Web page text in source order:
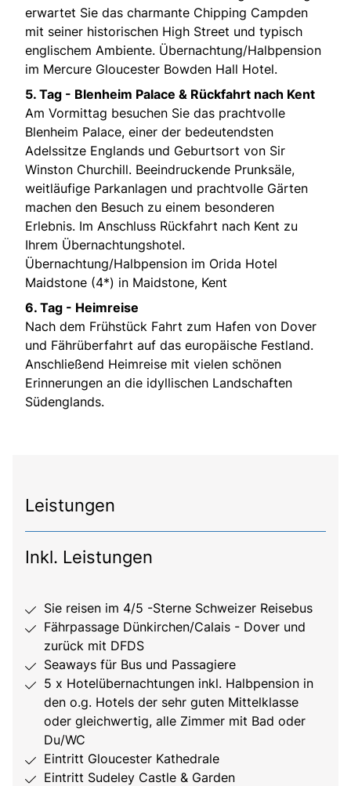
erwartet Sie das charmante Chipping Campden
mit seiner historischen High Street und typisch
englischem Ambiente. Übernachtung/Halbpension
im Mercure Gloucester Bowden Hall Hotel.
5. Tag - Blenheim Palace & Rückfahrt nach Kent
Am Vormittag besuchen Sie das prachtvolle
Blenheim Palace, einer der bedeutendsten
Adelssitze Englands und Geburtsort von Sir
Winston Churchill. Beeindruckende Prunksäle,
weitläufige Parkanlagen und prachtvolle Gärten
machen den Besuch zu einem besonderen
Erlebnis. Im Anschluss Rückfahrt nach Kent zu
Ihrem Übernachtungshotel.
Übernachtung/Halbpension im Orida Hotel
Maidstone (4*) in Maidstone, Kent
6. Tag - Heimreise
Nach dem Frühstück Fahrt zum Hafen von Dover
und Fährüberfahrt auf das europäische Festland.
Anschließend Heimreise mit vielen schönen
Erinnerungen an die idyllischen Landschaften
Südenglands.
Leistungen
Inkl. Leistungen
Sie reisen im 4/5 -Sterne Schweizer Reisebus
Fährpassage Dünkirchen/Calais - Dover und
zurück mit DFDS
Seaways für Bus und Passagiere
5 x Hotelübernachtungen inkl. Halbpension in
den o.g. Hotels der sehr guten Mittelklasse
oder gleichwertig, alle Zimmer mit Bad oder
Du/WC
Eintritt Gloucester Kathedrale
Eintritt Sudeley Castle & Garden